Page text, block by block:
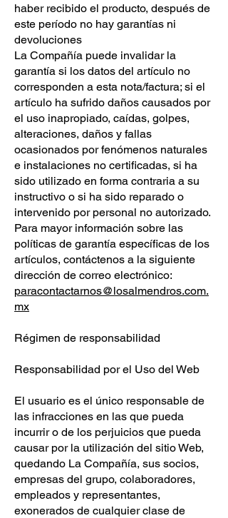
haber recibido el producto, después de
este período no hay garantías ni
devoluciones
La Compañía puede invalidar la
garantía si los datos del artículo no
corresponden a esta nota/factura; si el
artículo ha sufrido daños causados por
el uso inapropiado, caídas, golpes,
alteraciones, daños y fallas
ocasionados por fenómenos naturales
e instalaciones no certificadas, si ha
sido utilizado en forma contraria a su
instructivo o si ha sido reparado o
intervenido por personal no autorizado.
Para mayor información sobre las
políticas de garantía específicas de los
artículos, contáctenos a la siguiente
dirección de correo electrónico:
paracontactarnos@losalmendros.com.
mx
Régimen de responsabilidad
Responsabilidad por el Uso del Web
El usuario es el único responsable de
las infracciones en las que pueda
incurrir o de los perjuicios que pueda
causar por la utilización del sitio Web,
quedando La Compañía, sus socios,
empresas del grupo, colaboradores,
empleados y representantes,
exonerados de cualquier clase de